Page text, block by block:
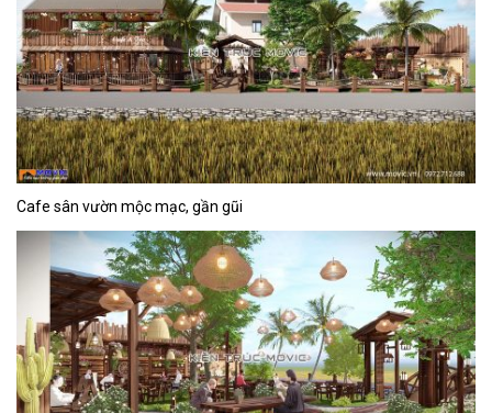
Cafe sân vườn mộc mạc, gần gũi